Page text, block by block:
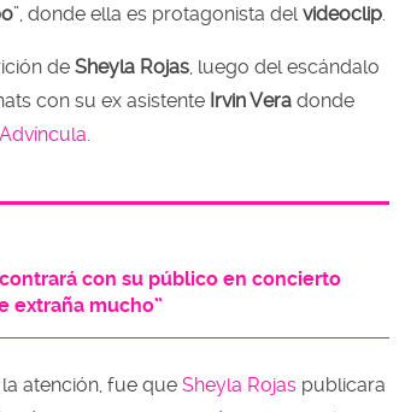
”, donde ella es protagonista del videoclip
de Sheyla Rojas , luego del escándalo
con su ex asistente Irvin Vera donde
con su público en concierto
extraña mucho”
atención, fue que Sheyla Rojas publicara